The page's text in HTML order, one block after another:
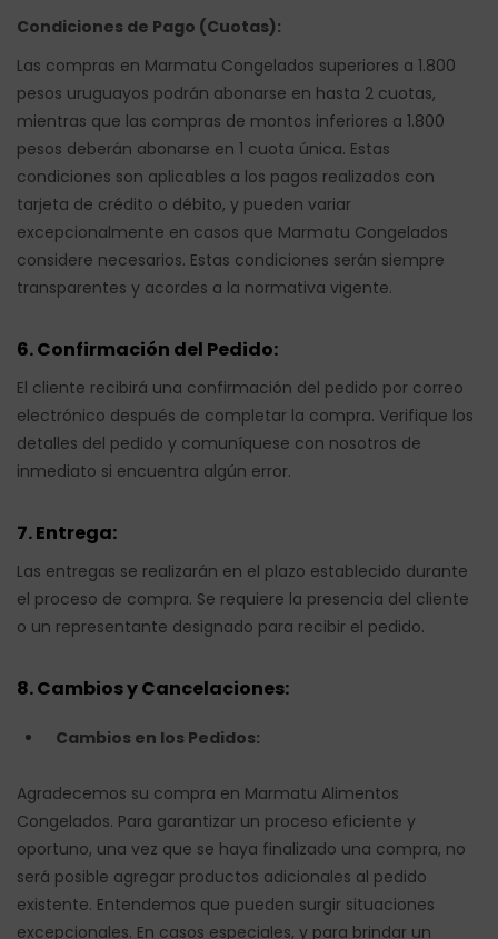
Condiciones de Pago (Cuotas):
Las compras en Marmatu Congelados superiores a 1.800
pesos uruguayos podrán abonarse en hasta 2 cuotas,
mientras que las compras de montos inferiores a 1.800
pesos deberán abonarse en 1 cuota única. Estas
condiciones son aplicables a los pagos realizados con
tarjeta de crédito o débito, y pueden variar
excepcionalmente en casos que Marmatu Congelados
considere necesarios. Estas condiciones serán siempre
transparentes y acordes a la normativa vigente.
6. Confirmación del Pedido:
El cliente recibirá una confirmación del pedido por correo
electrónico después de completar la compra. Verifique los
detalles del pedido y comuníquese con nosotros de
inmediato si encuentra algún error.
7. Entrega:
Las entregas se realizarán en el plazo establecido durante
el proceso de compra. Se requiere la presencia del cliente
o un representante designado para recibir el pedido.
8. Cambios y Cancelaciones:
Cambios en los Pedidos:
Agradecemos su compra en Marmatu Alimentos
Congelados. Para garantizar un proceso eficiente y
oportuno, una vez que se haya finalizado una compra, no
será posible agregar productos adicionales al pedido
existente. Entendemos que pueden surgir situaciones
excepcionales. En casos especiales, y para brindar un